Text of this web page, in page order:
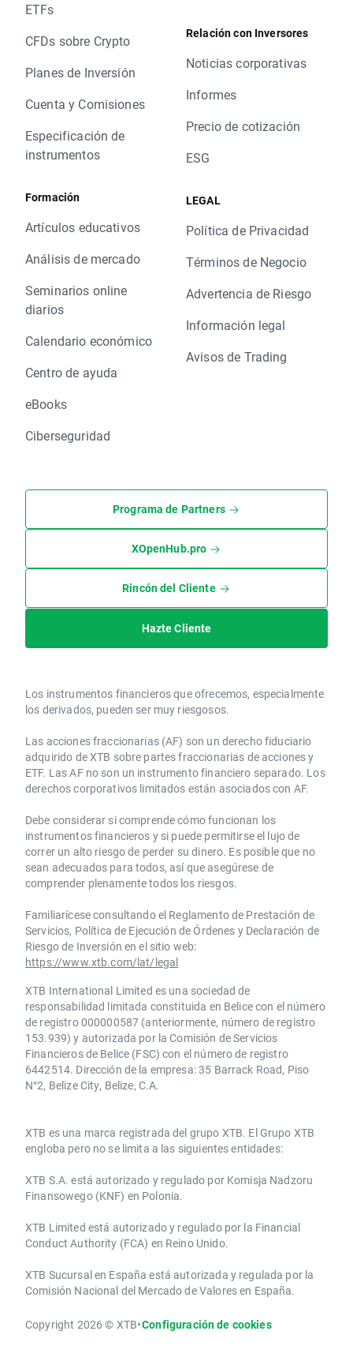
ETFs
CFDs sobre Crypto
Planes de Inversión
Cuenta y Comisiones
Especificación de
instrumentos
Formación
Artículos educativos
Análisis de mercado
Seminarios online
diarios
Calendario económico
Centro de ayuda
eBooks
Ciberseguridad
Relación con Inversores
Noticias corporativas
Informes
Precio de cotización
ESG
LEGAL
Política de Privacidad
Términos de Negocio
Advertencia de Riesgo
Información legal
Avisos de Trading
Programa de Partners
XOpenHub.pro
Rincón del Cliente
Hazte Cliente
Los instrumentos financieros que ofrecemos, especialmente
los derivados, pueden ser muy riesgosos.
Las acciones fraccionarias (AF) son un derecho fiduciario
adquirido de XTB sobre partes fraccionarias de acciones y
ETF. Las AF no son un instrumento financiero separado. Los
derechos corporativos limitados están asociados con AF.
Debe considerar si comprende cómo funcionan los
instrumentos financieros y si puede permitirse el lujo de
correr un alto riesgo de perder su dinero. Es posible que no
sean adecuados para todos, así que asegúrese de
comprender plenamente todos los riesgos.
Familiarícese consultando el Reglamento de Prestación de
Servicios, Política de Ejecución de Órdenes y Declaración de
Riesgo de Inversión en el sitio web:
https://www.xtb.com/lat/legal
XTB International Limited es una sociedad de
responsabilidad limitada constituida en Belice con el número
de registro 000000587 (anteriormente, número de registro
153.939) y autorizada por la Comisión de Servicios
Financieros de Belice (FSC) con el número de registro
6442514. Dirección de la empresa: 35 Barrack Road, Piso
N°2, Belize City, Belize, C.A.
​​XTB es una marca registrada del grupo XTB. El Grupo XTB
engloba pero no se limita a las siguientes entidades:
XTB S.A.​ está autorizado y regulado por Komisja Nadzoru
Finansowego (KNF) ​en Polonia.
XTB Limited ​está autorizado y regulado por la ​Financial
Conduct Authority ​(FCA) en ​​Reino Unido.
XTB Sucursal en España está autorizada y regulada por la
Comisión Nacional del Mercado de Valores en España.
Copyright 2026 © XTB•Configuración de cookies